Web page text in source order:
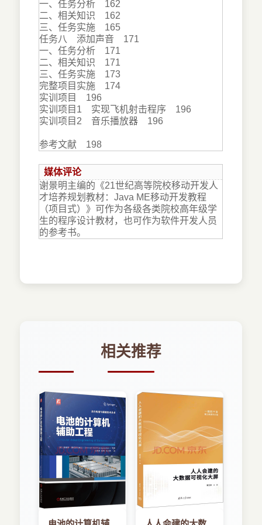
一、任务分析 162
二、相关知识 162
三、任务实施 165
任务八 添加声音 171
一、任务分析 171
二、相关知识 171
三、任务实施 173
完整项目实施 174
实训项目 196
实训项目1 实现飞机射击程序 196
实训项目2 音乐播放器 196
参考文献 198
媒体评论
谢景明主编的《21世纪高等院校移动开发人
才培养规划教材：Java ME移动开发教程
（项目式）》可作为各级各类院校高年级学
生的程序设计教材，也可作为软件开发人员
的参考书。
相关推荐